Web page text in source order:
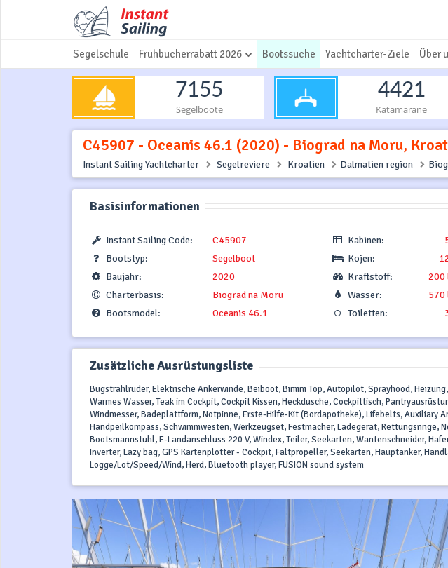
Segelschule Frühbucherrabatt 2026 Bootssuche Yachtcharter-Ziele Über
7155
Segelboote
4421
Katamarane
C45907 - Oceanis 46.1 (2020) - Biograd na Moru,
Instant Sailing Yachtcharter Segelreviere Kroatien Dalmatien region
Basisinformationen
Instant Sailing Code:
C45907
Bootstyp:
Segelboot
Baujahr:
2020
Charterbasis:
Biograd na Moru
Bootsmodel:
Oceanis 46.1
Kabinen:
Kojen:
Kraftstoff:
200
Wasser:
570
Toiletten:
Zusätzliche Ausrüstungsliste
Bugstrahlruder, Elektrische Ankerwinde, Beiboot, Bimini Top, Autopilot, Sprayhood,
Warmes Wasser, Teak im Cockpit, Cockpit Kissen, Heckdusche, Cockpittisch,
Windmesser, Badeplattform, Notpinne, Erste-Hilfe-Kit (Bordapotheke), Lifebelts, Auxiliary
Handpeilkompass, Schwimmwesten, Werkzeugset, Festmacher, Ladegerät, Rettungsringe,
Bootsmannstuhl, E-Landanschluss 220 V, Windex, Teiler, Seekarten, Wantenschneider,
Inverter, Lazy bag, GPS Kartenplotter - Cockpit, Faltpropeller, Seekarten, Hauptanker,
Logge/Lot/Speed/Wind, Herd, Bluetooth player, FUSION sound system